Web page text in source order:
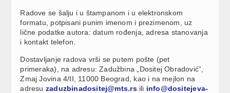
Radove se šalju i u štampanom i u elektronskom
formatu, potpisani punim imenom i prezimenom, uz
lične podatke autora: datum rođenja, adresa stanovanja
i kontakt telefon.
Dostavljanje radova vrši se putem pošte (pet
primeraka), na adresu: Zadužbina „Dositej Obradović”,
Zmaj Jovina 4/II, 11000 Beograd, kao i na mejlon na
adresu zaduzbinadositej@mts.rsili info@dositejeva-